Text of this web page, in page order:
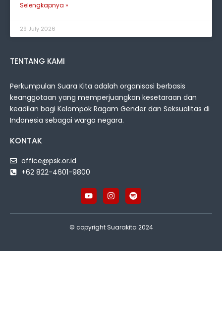
Selengkapnya »
29 July 2026
TENTANG KAMI
Perkumpulan Suara Kita adalah organisasi berbasis
keanggotaan yang memperjuangkan kesetaraan dan
keadilan bagi Kelompok Ragam Gender dan Seksualitas di
Indonesia sebagai warga negara.
KONTAK
office@psk.or.id
+62 822-4601-9800
© copyright Suarakita 2024